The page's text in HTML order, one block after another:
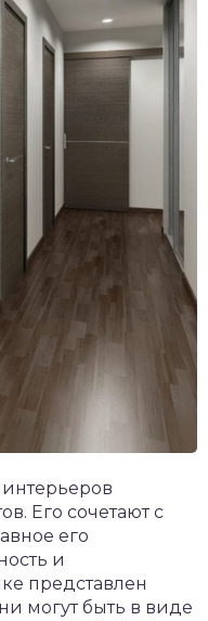
Его сочетают с
его
и
представлен
могут быть в виде